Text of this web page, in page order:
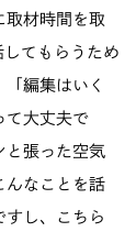
取材時間を取
てもらうため
編集はいく
て大丈夫で
と張った空気
なことを話
すし、こちら